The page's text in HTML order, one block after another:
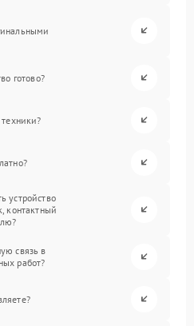
готово?
устройство
контактный
связь в
работ?